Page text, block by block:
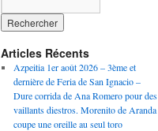
Articles Récents
Azpeitia 1er août 2026 – 3ème et
dernière de Feria de San Ignacio –
Dure corrida de Ana Romero pour des
vaillants diestros. Morenito de Aranda
coupe une oreille au seul toro